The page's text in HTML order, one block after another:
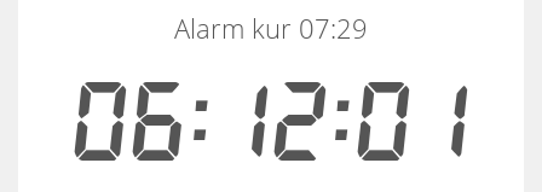
06:12:01
Alarm kur 07:29